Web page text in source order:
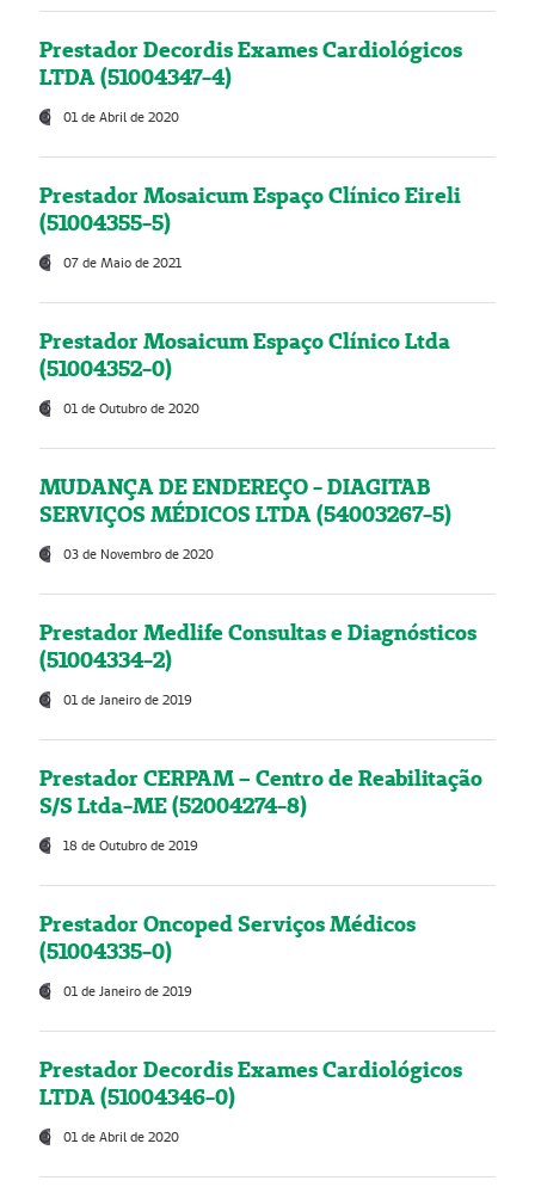
Prestador Decordis Exames Cardiológicos
LTDA (51004347-4)
01 de Abril de 2020
Prestador Mosaicum Espaço Clínico Eireli
(51004355-5)
07 de Maio de 2021
Prestador Mosaicum Espaço Clínico Ltda
(51004352-0)
01 de Outubro de 2020
MUDANÇA DE ENDEREÇO - DIAGITAB
SERVIÇOS MÉDICOS LTDA (54003267-5)
03 de Novembro de 2020
Prestador Medlife Consultas e Diagnósticos
(51004334-2)
01 de Janeiro de 2019
Prestador CERPAM – Centro de Reabilitação
S/S Ltda-ME (52004274-8)
18 de Outubro de 2019
Prestador Oncoped Serviços Médicos
(51004335-0)
01 de Janeiro de 2019
Prestador Decordis Exames Cardiológicos
LTDA (51004346-0)
01 de Abril de 2020